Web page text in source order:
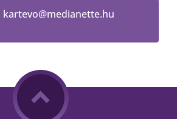
kartevo@medianette.hu